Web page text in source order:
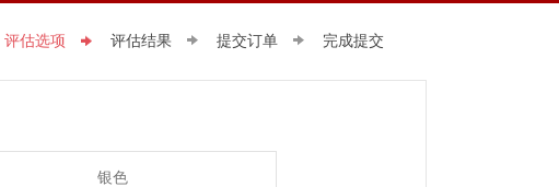
评估选项 评估结果 提交订单 完成提交
银色